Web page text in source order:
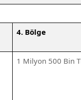
4. Bölge
1 Milyon 500 Bin